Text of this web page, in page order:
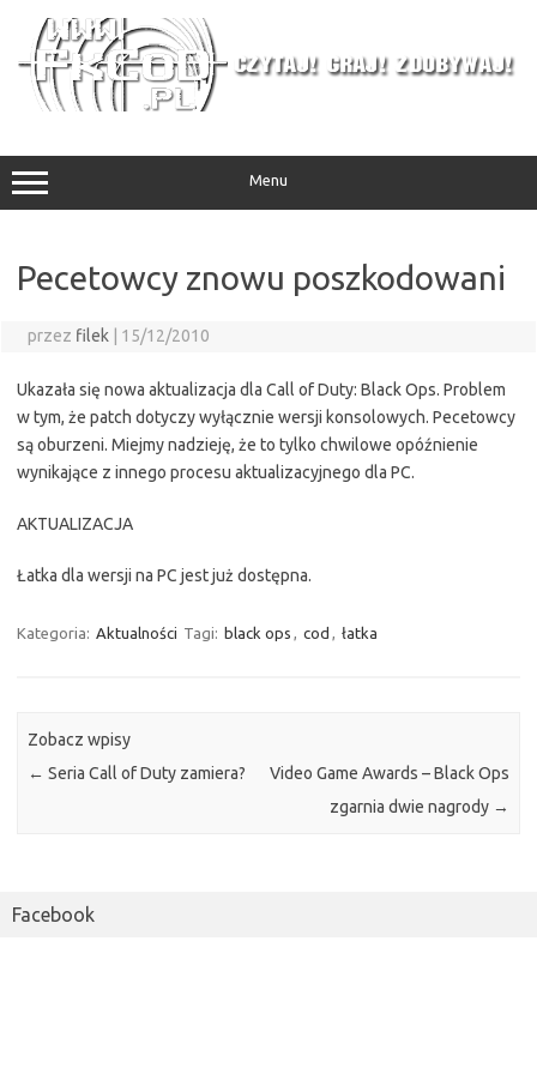
treści
Menu
Pecetowcy znowu poszkodowani
przez filek 15/12/2010
Ukazała się nowa aktualizacja dla Call of Duty: Black Ops. Problem
w tym, że patch dotyczy wyłącznie wersji konsolowych. Pecetowcy
są oburzeni. Miejmy nadzieję, że to tylko chwilowe opóźnienie
wynikające z innego procesu aktualizacyjnego dla PC.
AKTUALIZACJA
Łatka dla wersji na PC jest już dostępna.
Kategoria: Aktualności Tagi: black ops cod łatka
Zobacz wpisy
← Seria Call of Duty zamiera?
Video Game Awards – Black Ops
zgarnia dwie nagrody →
Facebook